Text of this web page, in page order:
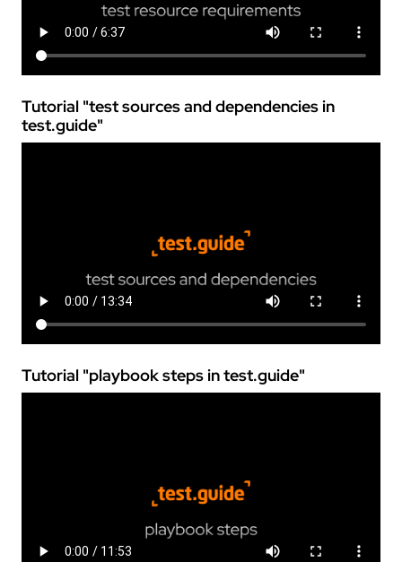
Tutorial "test sources and dependencies in
test.guide"
Tutorial "playbook steps intest.guide"